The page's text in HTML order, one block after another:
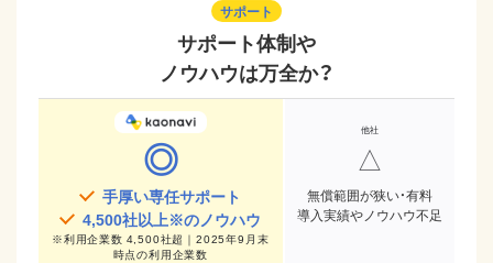
サポート
サポート体制や
ノウハウは万全か？
◎
手厚い専任サポート
4,500社以上※のノウハウ
※利用企業数 4,500社超｜2025年9月末
時点の利用企業数
△
無償範囲が狭い・有料
導入実績やノウハウ不足